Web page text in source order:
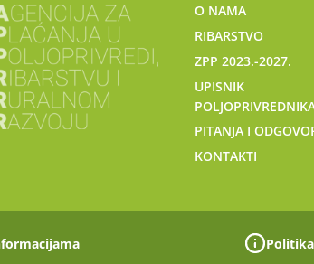
O NAMA
RIBARSTVO
ZPP 2023.-2027.
UPISNIK
PITANJA I
KONTAKTI